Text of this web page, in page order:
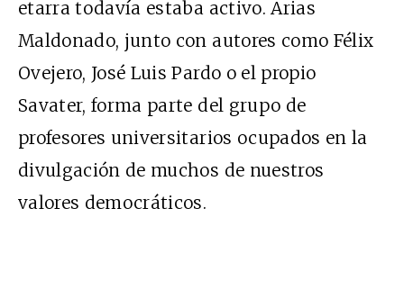
etarra todavía estaba activo. Arias
Maldonado, junto con autores como Félix
Ovejero, José Luis Pardo o el propio
Savater, forma parte del grupo de
profesores universitarios ocupados en la
divulgación de muchos de nuestros
valores democráticos.